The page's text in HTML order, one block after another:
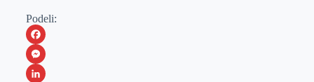
Podeli:
F
aM